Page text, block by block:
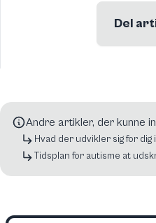
Del
Andre artikler, der kunne
Hvad der udvikler sig for
Tidsplan for autisme at